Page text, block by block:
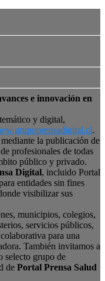
e innovación en
y digital,
.
la publicación de
profesionales de todas
público y privado.
Digital, incluido Portal
entidades sin fines
visibilizar sus
municipios, colegios,
servicios públicos,
para una
También invitamos a
selecto grupo de
de Portal Prensa Salud